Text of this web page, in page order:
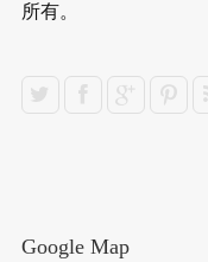
所有。
Google Map